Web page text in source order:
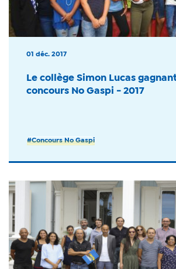
01 déc. 2017
Le collège Simon Lucas
concours No Gaspi - 2017
#Concours No Gaspi